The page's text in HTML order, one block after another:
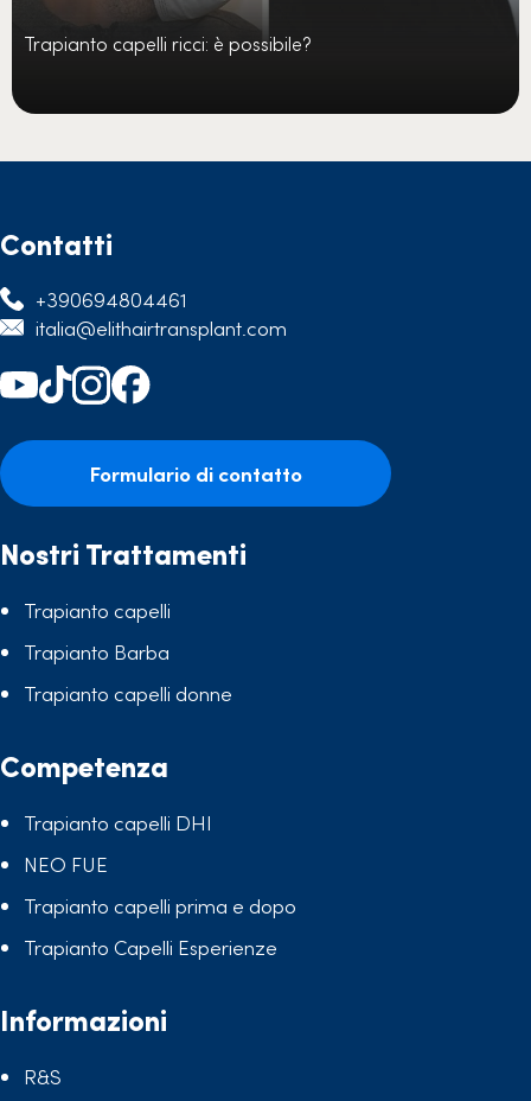
Trapianto capelli ricci: è possibile?
Contatti
+390694804461
italia@elithairtransplant.com
Formulario di contatto
Nostri Trattamenti
Trapianto capelli
Trapianto Barba
Trapianto capelli donne
Competenza
Trapianto capelli DHI
NEO FUE
Trapianto capelli prima e dopo
Trapianto Capelli Esperienze
Informazioni
R&S